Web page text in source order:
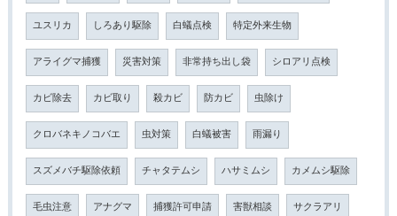
ユスリカ しろあり駆除 白蟻点検 特定外来生物
アライグマ捕獲 災害対策 非常持ち出し袋 シロアリ点検
カビ除去 カビ取り 殺カビ 防カビ 虫除け
クロバネキノコバエ 虫対策 白蟻被害 雨漏り
スズメバチ駆除依頼 チャタテムシ ハサミムシ カメムシ駆除
毛虫注意 アナグマ 捕獲許可申請 害獣相談 サクラアリ